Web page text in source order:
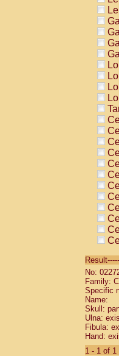
No:
Family:
Specific
Name:
Skull:
Ulna:
Fibula:
Hand:
1 - 1 of 1